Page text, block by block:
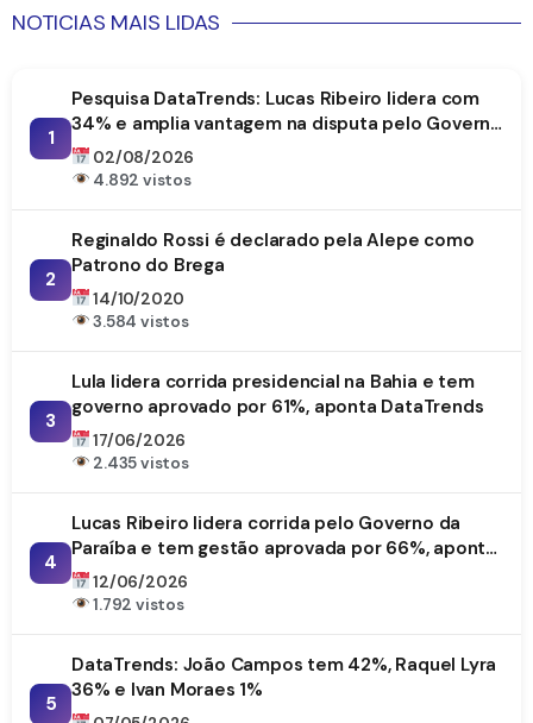
NOTICIAS MAIS LIDAS
1
Pesquisa DataTrends: Lucas Ribeiro lidera com
34% e amplia vantagem na disputa pelo Governo
da Paraíba
02/08/2026
4.892 vistos
2
Reginaldo Rossi é declarado pela Alepe como
Patrono do Brega
14/10/2020
3.584 vistos
3
Lula lidera corrida presidencial na Bahia e tem
governo aprovado por 61%, aponta DataTrends
17/06/2026
2.435 vistos
4
Lucas Ribeiro lidera corrida pelo Governo da
Paraíba e tem gestão aprovada por 66%, aponta
DataTrends
12/06/2026
1.792 vistos
5
DataTrends: João Campos tem 42%, Raquel Lyra
36% e Ivan Moraes 1%